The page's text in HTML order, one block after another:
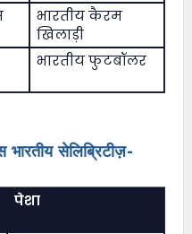
भारतीय कैरम
खिलाड़ी
भारतीय फुटबॉलर
सेलिब्रिटीज़-
पेशा